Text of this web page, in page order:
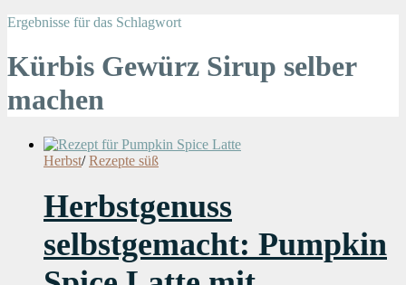
Ergebnisse für das Schlagwort
Kürbis Gewürz Sirup selber
machen
Herbst/ Rezepte süß
Herbstgenuss
selbstgemacht: Pumpkin